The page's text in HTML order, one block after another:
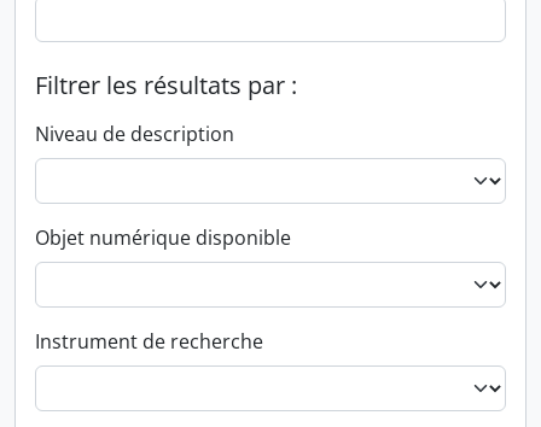
Filtrer les résultats par :
Niveau de description
Objet numérique disponible
Instrument de recherche